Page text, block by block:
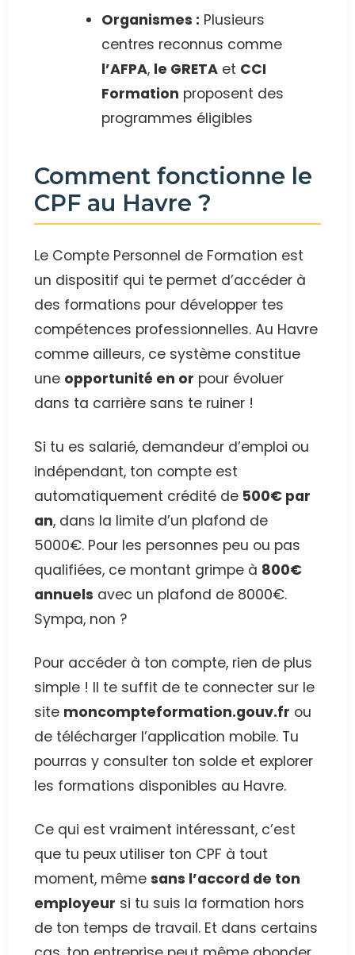
Organismes : Plusieurs
centres reconnus comme
l’AFPA, le GRETA et CCI
Formation proposent des
programmes éligibles
Comment fonctionne le
CPF au Havre ?
Le Compte Personnel de Formation est
un dispositif qui te permet d’accéder à
des formations pour développer tes
compétences professionnelles. Au Havre
comme ailleurs, ce système constitue
une opportunité en or pour évoluer
dans ta carrière sans te ruiner !
Si tu es salarié, demandeur d’emploi ou
indépendant, ton compte est
automatiquement crédité de 500€ par
an, dans la limite d’un plafond de
5000€. Pour les personnes peu ou pas
qualifiées, ce montant grimpe à 800€
annuels avec un plafond de 8000€.
Sympa, non ?
Pour accéder à ton compte, rien de plus
simple ! Il te suffit de te connecter sur le
site moncompteformation.gouv.fr ou
de télécharger l’application mobile. Tu
pourras y consulter ton solde et explorer
les formations disponibles au Havre.
Ce qui est vraiment intéressant, c’est
que tu peux utiliser ton CPF à tout
moment, mêmesans l’accord de ton
employeur si tu suis la formation hors
de ton temps de travail. Et dans certains